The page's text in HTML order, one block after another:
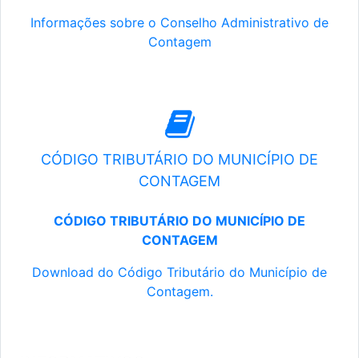
Informações sobre o Conselho Administrativo de
Contagem
CÓDIGO TRIBUTÁRIO DO MUNICÍPIO DE
CONTAGEM
CÓDIGO TRIBUTÁRIO DO MUNICÍPIO DE
CONTAGEM
Download do Código Tributário do Município de
Contagem.